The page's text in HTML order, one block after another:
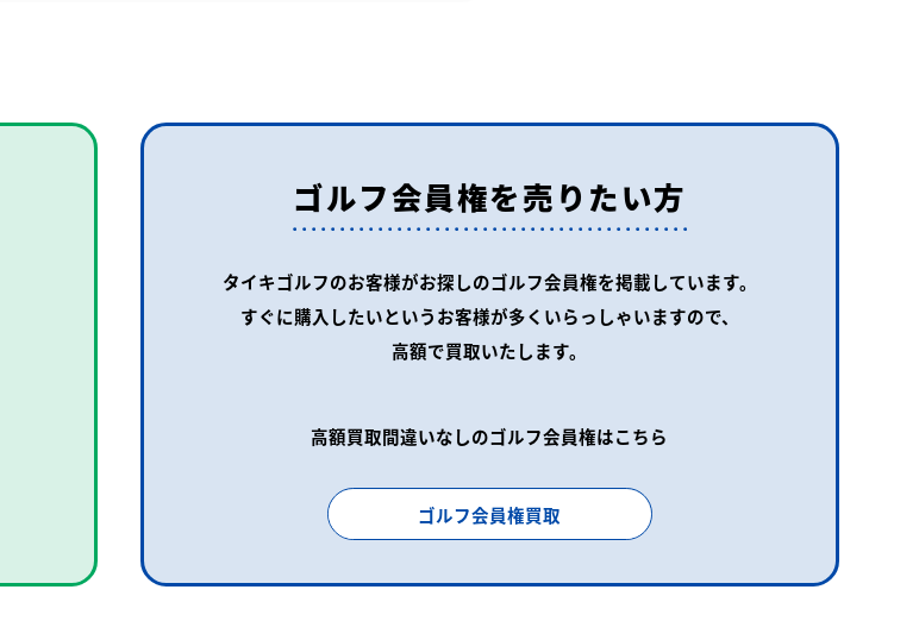
ゴルフ会員権を売りたい方
タイキゴルフのお客様がお探しのゴルフ会員権を掲載しています。
すぐに購入したいというお客様が多くいらっしゃいますので、
高額で買取いたします。
高額買取間違いなしのゴルフ会員権はこちら
ゴルフ会員権買取